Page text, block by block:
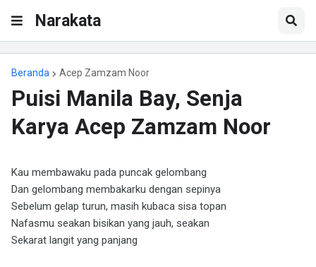
Narakata
Beranda Acep Zamzam Noor
Puisi Manila Bay, Senja
Karya Acep Zamzam Noor
Kau membawaku pada puncak gelombang
Dan gelombang membakarku dengan sepinya
Sebelum gelap turun, masih kubaca sisa topan
Nafasmu seakan bisikan yang jauh, seakan
Sekarat langit yang panjang